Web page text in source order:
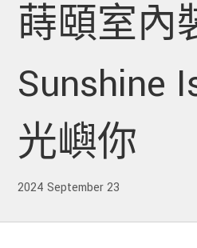
蒔頤室內
Sunshine
光嶼你
2024 September 23